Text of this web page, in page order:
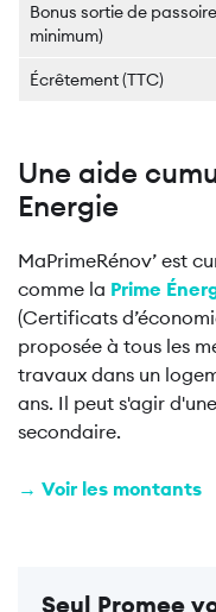
Bonus sortie de
minimum)
Écrêtement (TTC)
Une aide
Energie
MaPrimeRénov’ est
comme la Prime
(Certificats
proposée à tous les
travaux dans un
ans. Il peut s'agir
secondaire.
→ Voir les montants
Seul Promee